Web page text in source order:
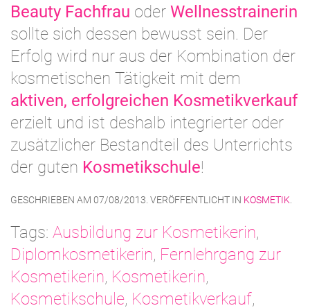
Beauty Fachfrau oder Wellnesstrainerin
sollte sich dessen bewusst sein. Der
Erfolg wird nur aus der Kombination der
kosmetischen Tätigkeit mit dem
aktiven, erfolgreichen Kosmetikverkauf
erzielt und ist deshalb integrierter oder
zusätzlicher Bestandteil des Unterrichts
der guten Kosmetikschule!
GESCHRIEBEN AM 07/08/2013 . VERÖFFENTLICHT IN KOSMETIK
Tags: Ausbildung zur Kosmetikerin,
Diplomkosmetikerin, Fernlehrgang zur
Kosmetikerin, Kosmetikerin,
Kosmetikschule, Kosmetikverkauf,